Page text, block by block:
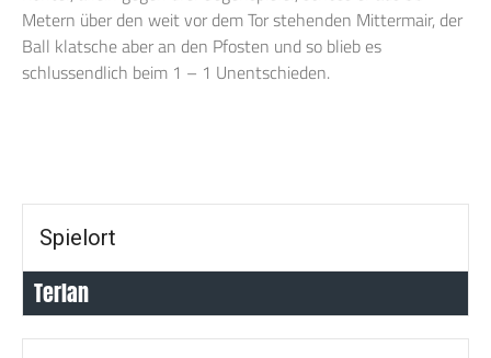
Metern über den weit vor dem Tor stehenden Mittermair, der
Ball klatsche aber an den Pfosten und so blieb es
schlussendlich beim 1 – 1 Unentschieden.
Spielort
Terlan